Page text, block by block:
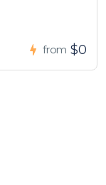
from $0